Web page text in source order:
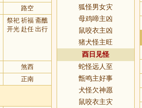
路空
祭祀 祈福 斋醮
开光 赴任 出行
煞西
正南
狐怪男女灾
母鸡啼主凶
鼠咬衣主凶
猪犬怪主旺
酉日见怪
蛇怪远人至
甑鸣主好事
犬怪欠神愿
鼠咬衣主灾